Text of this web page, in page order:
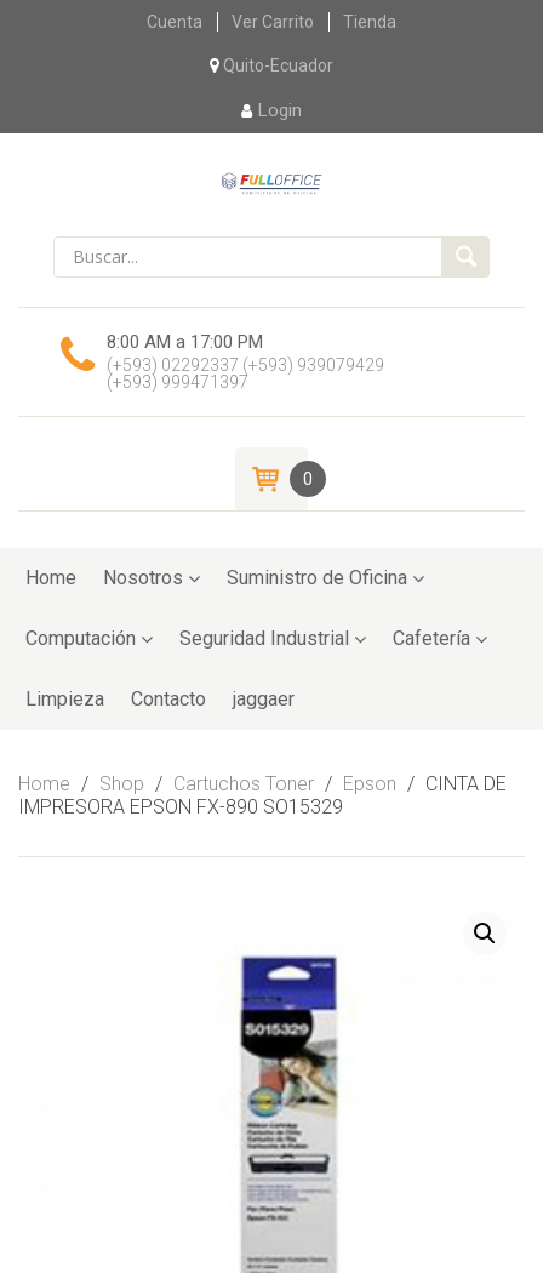
Skip
content
Cuenta Ver Carrito Tienda
Quito-Ecuador
Login
8:00 AM a 17:00 PM
(+593) 02292337 (+593) 939079429
(+593) 999471397
0
toHome Nosotros Suministro de Oficina
Computación Seguridad Industrial Cafetería
Limpieza Contacto jaggaer
Home / Shop / Cartuchos Toner / Epson / CINTA DE
IMPRESORA EPSON FX-890 SO15329